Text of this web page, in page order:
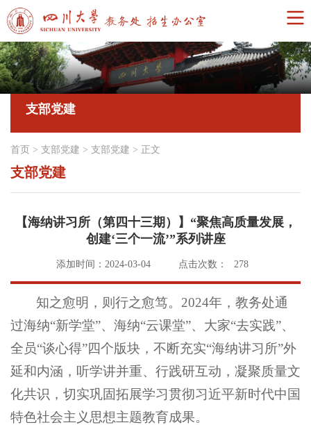
支部党建
首页 > 支部党建 > 支部党建 > 正文
支部党建
【海纳讲习所（第四十三期）】“聚焦高质量发展，
创建‘三个一流’”系列讲座
添加时间：2024-03-04 点击次数： 278
知之愈明，则行之愈笃。2024年，教务处通
过海纳“新学堂”、海纳“云课堂”、大家“去实践”、
全员“谈心得”四个版块，不断充实“海纳讲习所”外
延和内涵，听学讲并重、行践研互动，凝聚质量文
化共识，切实巩固拓展学习贯彻习近平新时代中国
特色社会主义思想主题教育成果。